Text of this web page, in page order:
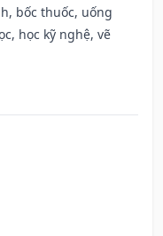
bốc thuốc, uống
học kỹ nghệ, vẽ